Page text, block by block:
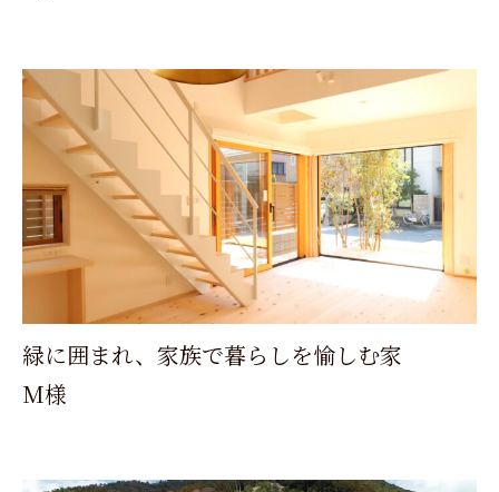
緑に囲まれ、家族で暮らしを愉しむ家
M様